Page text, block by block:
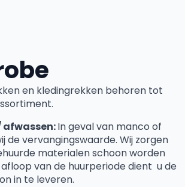
en kledingrekken behoren tot
afwassen:In geval van manco of
de vervangingswaarde. Wij zorgen
materialen schoon worden
van de huurperiode dient u de
in te leveren.